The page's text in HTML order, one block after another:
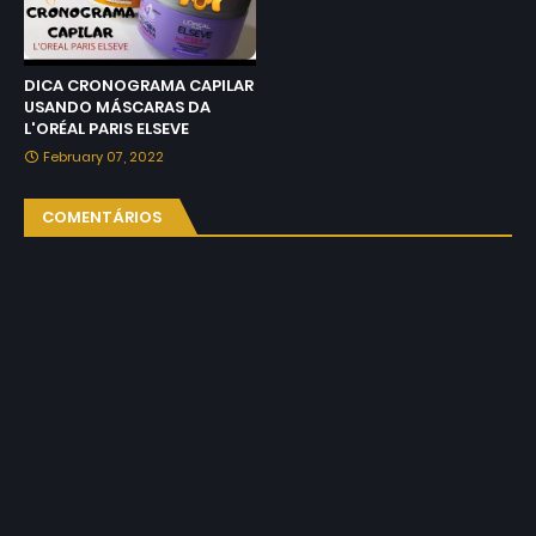
DICA CRONOGRAMA CAPILAR
USANDO MÁSCARAS DA
L'ORÉAL PARIS ELSEVE
February 07, 2022
COMENTÁRIOS